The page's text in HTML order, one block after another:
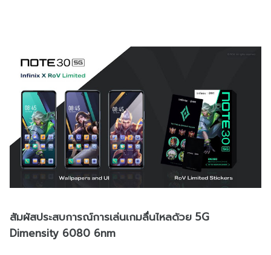
สัมผัสประสบการณ์การเล่นเกมลื่นไหลด้วย 5G
Dimensity 6080 6nm